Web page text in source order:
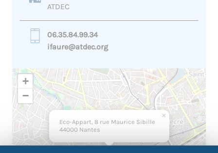
ATDEC
06.35.84.99.34
ifaure@atdec.org
Eco-Appart, 8 rue Maurice Sibille
44000 Nantes
×
+
−